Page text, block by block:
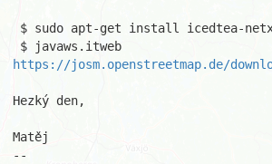
https://josm.openstreetmap.de/
Hezký den,
Matěj